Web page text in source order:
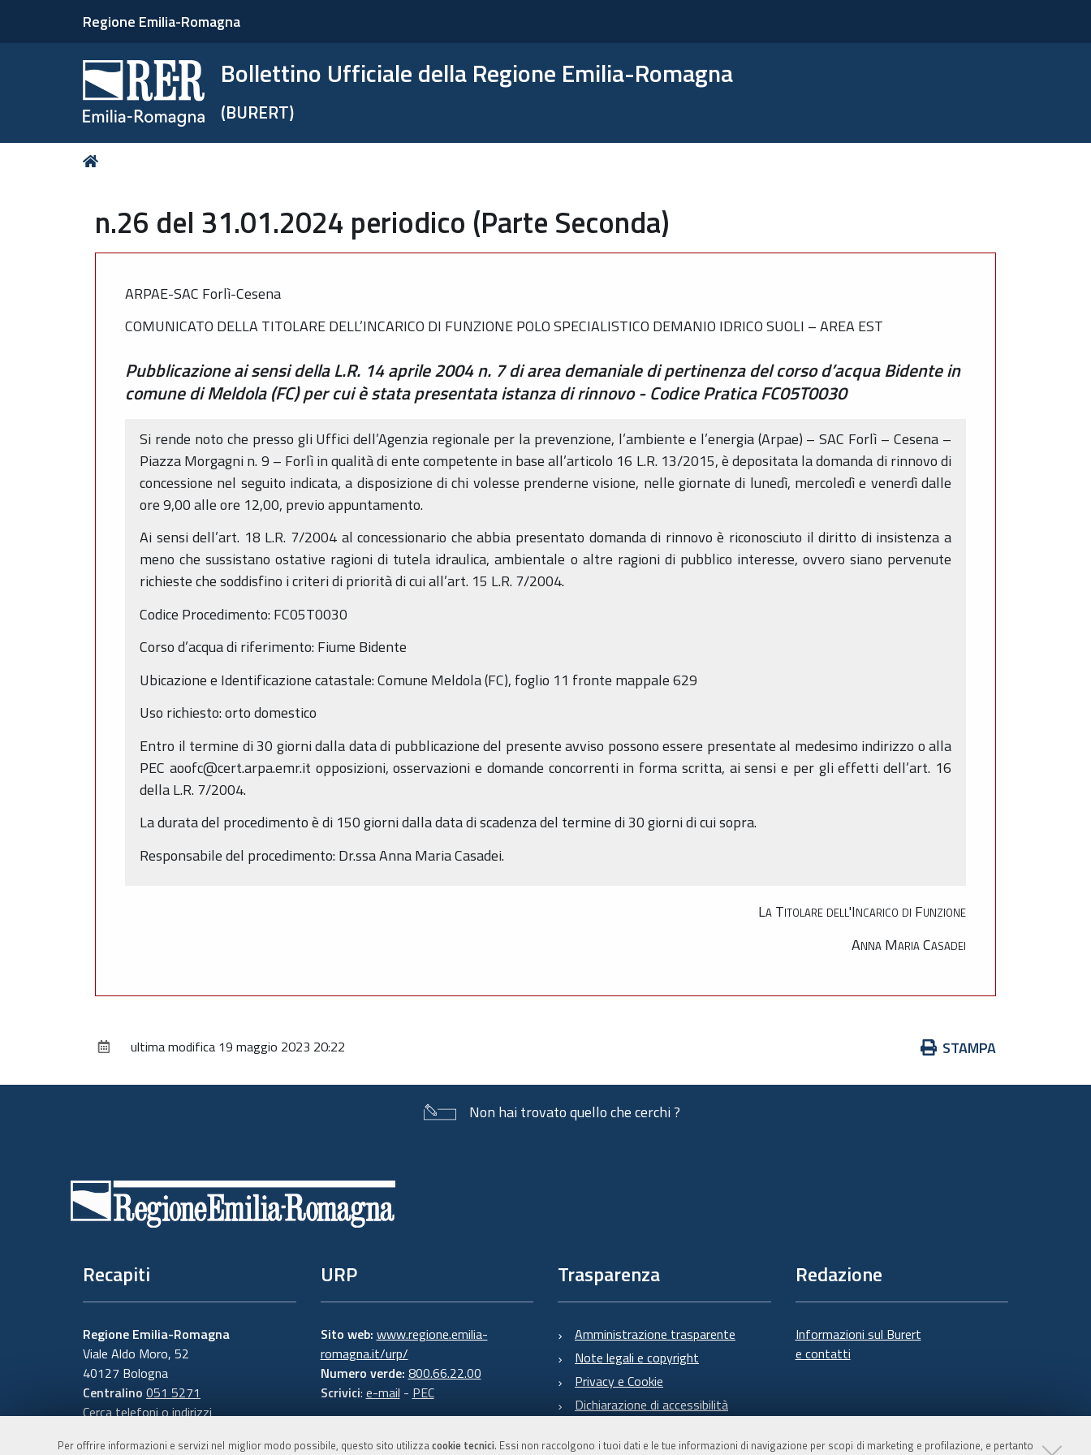
Per offrire informazioni e servizi nel miglior modo possibile, questo sito utilizzacookie tecnici. Essi non raccolgono i tuoi dati e le tue informazioni di navigazione per scopi di marketing e profilazione, e pertanto
Regione Emilia-Romagna
Bollettino Ufficiale della Regione Emilia-Romagna
(BURERT)
Tu
n.26 del 31.01.2024 periodico (Parte Seconda)
ARPAE-SAC Forlì-Cesena
COMUNICATO DELLA TITOLARE DELL’INCARICO DI FUNZIONE POLO SPECIALISTICO DEMANIO IDRICO SUOLI – AREA EST
Pubblicazione ai sensi della L.R. 14 aprile 2004 n. 7 di area demaniale di pertinenza del corso d’acqua Bidente in
comune di Meldola (FC) per cui è stata presentata istanza di rinnovo - Codice Pratica FC05T0030
Si rende noto che presso gli Uffici dell’Agenzia regionale per la prevenzione, l’ambiente e l’energia (Arpae) – SAC Forlì – Cesena –
Piazza Morgagni n. 9 – Forlì in qualità di ente competente in base all’articolo 16 L.R. 13/2015, è depositata la domanda di rinnovo di
concessione nel seguito indicata, a disposizione di chi volesse prenderne visione, nelle giornate di lunedì, mercoledì e venerdì dalle
ore 9,00 alle ore 12,00, previo appuntamento.
Ai sensi dell’art. 18 L.R. 7/2004 al concessionario che abbia presentato domanda di rinnovo è riconosciuto il diritto di insistenza a
meno che sussistano ostative ragioni di tutela idraulica, ambientale o altre ragioni di pubblico interesse, ovvero siano pervenute
richieste che soddisfino i criteri di priorità di cui all’art. 15 L.R. 7/2004.
Codice Procedimento: FC05T0030
Corso d’acqua di riferimento: Fiume Bidente
Ubicazione e Identificazione catastale: Comune Meldola (FC), foglio 11 fronte mappale 629
Uso richiesto: orto domestico
Entro il termine di 30 giorni dalla data di pubblicazione del presente avviso possono essere presentate al medesimo indirizzo o alla
PEC aoofc@cert.arpa.emr.it opposizioni, osservazioni e domande concorrenti in forma scritta, ai sensi e per gli effetti dell’art. 16
della L.R. 7/2004.
La durata del procedimento è di 150 giorni dalla data di scadenza del termine di 30 giorni di cui sopra.
Responsabile del procedimento: Dr.ssa Anna Maria Casadei.
La Titolare dell'Incarico di Funzione
Anna Maria Casadei
Azioni
documento
STAMPA
ultima modifica 19 maggio 2023 20:22
Non hai trovato quello che cerchi ?
Recapiti
Regione Emilia-Romagna
Viale Aldo Moro, 52
40127 Bologna
Centralino 051 5271
Cerca telefoni o indirizzi
URP
Sito web: www.regione.emilia-
romagna.it/urp/
Numero verde: 800.66.22.00
Scrivici: e-mail - PEC
Trasparenza
Amministrazione trasparente
Note legali e copyright
Privacy e Cookie
Dichiarazione di accessibilità
Redazione
Informazioni sul Burert
e contatti